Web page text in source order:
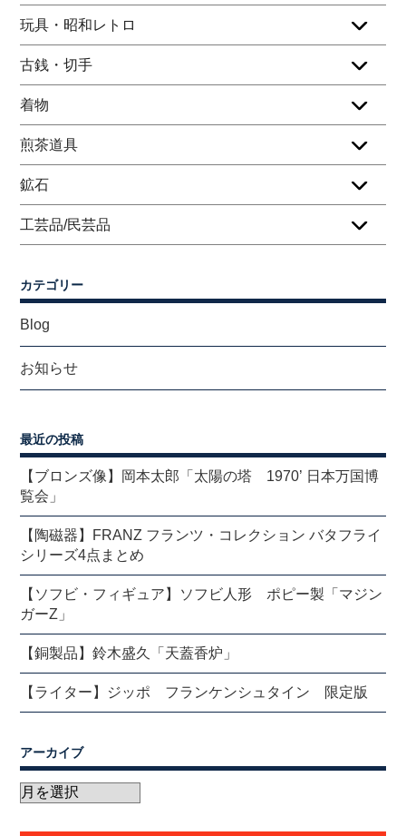
玩具・昭和レトロ
古銭・切手
着物
煎茶道具
鉱石
工芸品/民芸品
カテゴリー
Blog
お知らせ
最近の投稿
【ブロンズ像】岡本太郎「太陽の塔 1970’ 日本万国博
覧会」
【陶磁器】FRANZ フランツ・コレクション バタフライ
シリーズ4点まとめ
【ソフビ・フィギュア】ソフビ人形 ポピー製「マジン
ガーZ」
【銅製品】鈴木盛久「天蓋香炉」
【ライター】ジッポ フランケンシュタイン 限定版
アーカイブ